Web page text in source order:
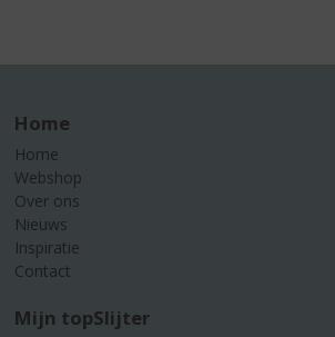
Home
Home
Webshop
Over ons
Nieuws
Inspiratie
Contact
Mijn topSlijter